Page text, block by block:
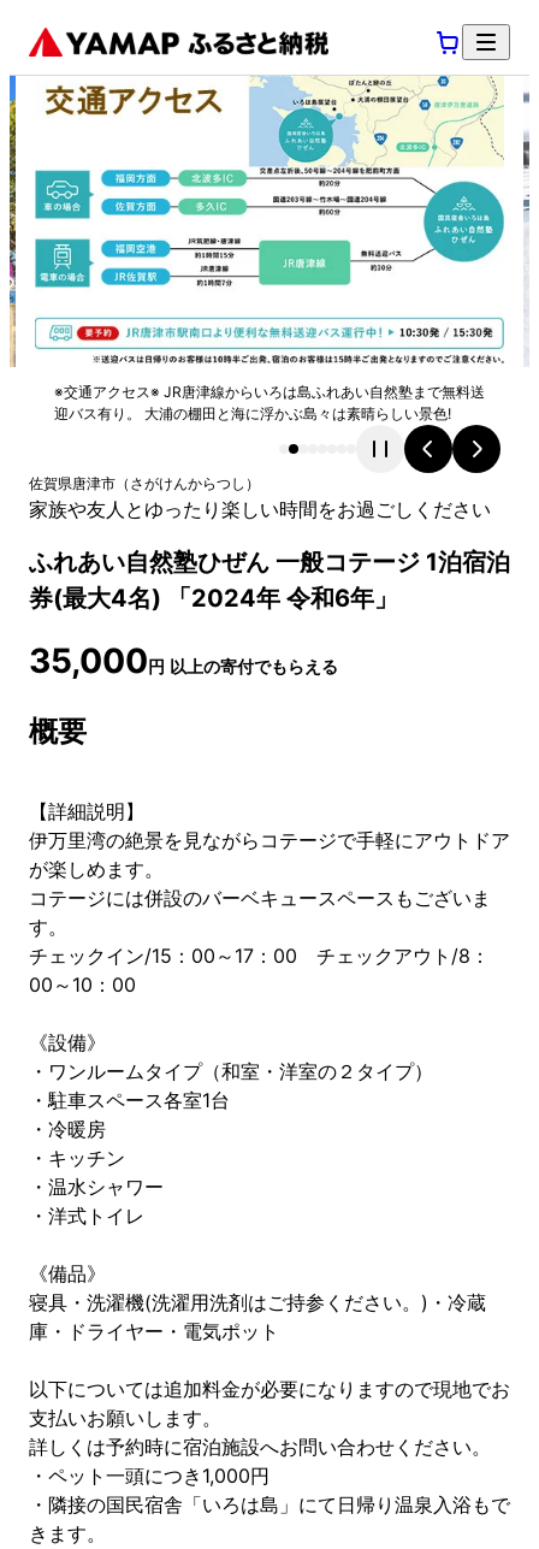
※交通アクセス※ JR唐津線からいろは島ふれあい自然塾まで無料送
迎バス有り。 大浦の棚田と海に浮かぶ島々は素晴らしい景色!
佐賀県唐津市 （ さがけんからつし ）
家族や友人とゆったり楽しい時間をお過ごしください
ふれあい自然塾ひぜん 一般コテージ 1泊宿泊
券(最大4名) 「2024年 令和6年」
35,000円 以上の寄付でもらえる
概要
【詳細説明】
伊万里湾の絶景を見ながらコテージで手軽にアウトドア
が楽しめます。
コテージには併設のバーベキュースペースもございま
す。
チェックイン/15：00～17：00 チェックアウト/8：
00～10：00
《設備》
・ワンルームタイプ（和室・洋室の２タイプ）
・駐車スペース各室1台
・冷暖房
・キッチン
・温水シャワー
・洋式トイレ
《備品》
寝具・洗濯機(洗濯用洗剤はご持参ください。)・冷蔵
庫・ドライヤー・電気ポット
以下については追加料金が必要になりますので現地でお
支払いお願いします。
詳しくは予約時に宿泊施設へお問い合わせください。
・ペット一頭につき1,000円
・隣接の国民宿舎「いろは島」にて日帰り温泉入浴もで
きます。